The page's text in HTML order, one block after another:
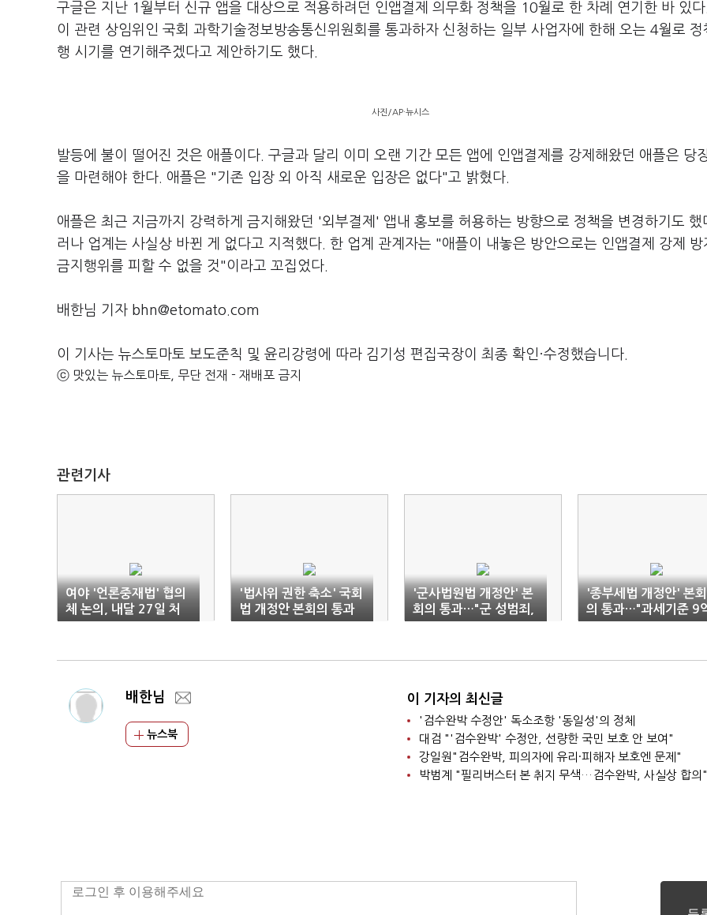
구글은 지난 1월부터 신규 앱을 대상으로 적용하려던 인앱결제 의무화 정책을 10월로 한 차례 연기한 바 있
이 관련 상임위인 국회 과학기술정보방송통신위원회를 통과하자 신청하는 일부 사업자에 한해 오는 4월로 정
행 시기를 연기해주겠다고 제안하기도 했다.
사진/AP·뉴시스
발등에 불이 떨어진 것은 애플이다. 구글과 달리 이미 오랜 기간 모든 앱에 인앱결제를 강제해왔던 애플은 당
을 마련해야 한다. 애플은 "기존 입장 외 아직 새로운 입장은 없다"고 밝혔다.
애플은 최근 지금까지 강력하게 금지해왔던 '외부결제' 앱내 홍보를 허용하는 방향으로 정책을 변경하기도 했
러나 업계는 사실상 바뀐 게 없다고 지적했다. 한 업계 관계자는 "애플이 내놓은 방안으로는 인앱결제 강제 방
금지행위를 피할 수 없을 것"이라고 꼬집었다.
배한님 기자 bhn@etomato.com
이 기사는 뉴스토마토 보도준칙 및 윤리강령에 따라 김기성 편집국장이 최종 확인·수정했습니다.
ⓒ 맛있는 뉴스토마토, 무단 전재 - 재배포 금지
관련기사
여야 '언론중재법' 협의
체 논의, 내달 27일 처
리
'법사위 권한 축소' 국회
법 개정안 본회의 통과
'군사법원법 개정안' 본
회의 통과…"군 성범죄,
민간법원서 재판"
'종부세법 개정안' 본회
의 통과…"과세기준 9
→11억원"
배한님
뉴스북
이 기자의 최신글
'검수완박 수정안' 독소조항 '동일성'의 정체
대검 "'검수완박' 수정안, 선량한 국민 보호 안 보여"
강일원"검수완박, 피의자에 유리·피해자 보호엔 문제"
박범계 "필리버스터 본 취지 무색…검수완박, 사실상 합의"